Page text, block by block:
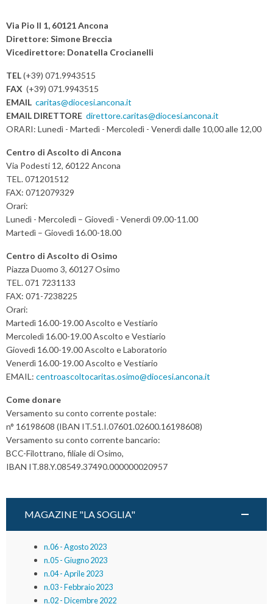
internazionali
o
s
t
N
a
v
i
g
a
t
i
o
n
Via Pio II 1, 60121 Ancona
Direttore: Simone Breccia
Vicedirettore: Donatella Crocianelli
TEL(+39) 071.9943515
FAX (+39) 071.9943515
EMAIL caritas@diocesi.ancona.it
EMAIL DIRETTORE direttore.caritas@diocesi.ancona.it
ORARI: Lunedì - Martedì - Mercoledì - Venerdì dalle 10,00 alle 12,00
Centro di Ascolto di Ancona
Via Podesti 12, 60122 Ancona
TEL. 071201512
FAX: 0712079329
Orari:
Lunedì - Mercoledì – Giovedì - Venerdì 09.00-11.00
Martedì – Giovedì 16.00-18.00
Centro di Ascolto di Osimo
Piazza Duomo 3, 60127 Osimo
TEL. 071 7231133
FAX: 071-7238225
Orari:
Martedì 16.00-19.00 Ascolto e Vestiario
Mercoledì 16.00-19.00 Ascolto e Vestiario
Giovedì 16.00-19.00 Ascolto e Laboratorio
Venerdì 16.00-19.00 Ascolto e Vestiario
EMAIL: centroascoltocaritas.osimo@diocesi.ancona.it
Come donare
Versamento su conto corrente postale:
n° 16198608 (IBAN IT.51.I.07601.02600.16198608)
Versamento su conto corrente bancario:
BCC-Filottrano, filiale di Osimo,
IBAN IT.88.Y.08549.37490.000000020957
MAGAZINE "LA SOGLIA"
n.06 - Agosto 2023
n.05 - Giugno 2023
n.04 - Aprile 2023
n.03 - Febbraio 2023
n.02 - Dicembre 2022